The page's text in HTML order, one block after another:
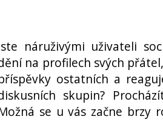
náruživými uživateli
na profilech svých
ostatních a
skupin?
se u vás začne brzy